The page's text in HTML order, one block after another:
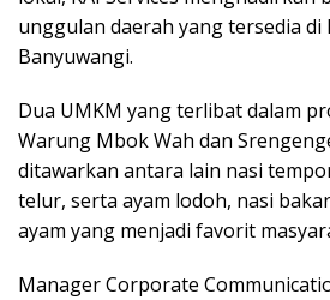
unggulan daerah yang tersedia di
Banyuwangi.
Dua UMKM yang terlibat dalam
Warung Mbok Wah dan
ditawarkan antara lain nasi
telur, serta ayam lodoh, nasi
ayam yang menjadi favorit
Manager Corporate